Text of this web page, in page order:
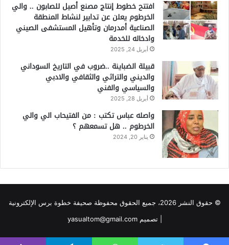
افتتح خطوط إنتاج مصنع أصيل للصابون .. والي
الخرطوم يعلن عن تدابير لنشاط المنطقة
الصناعية أمدرمان وتأهيل المستشفى الصيني
وادخاله للخدمة
أبريل 24, 2025
قبيلة الضباينة ..ضروب في التاريخ السوداني
والديني والتراثي والثقافي والادبي
والسياسي والفني
أبريل 28, 2025
واصله عباس تكتب : من الفتيحاب الي والي
الخرطوم .. هل تسمعهم ؟
يناير 20, 2024
© حقوق النشر 2026، جميع الحقوق محفوظة صحيفة خطوة برس الإلكترونية
| تصميم yasualtom@gmail.com